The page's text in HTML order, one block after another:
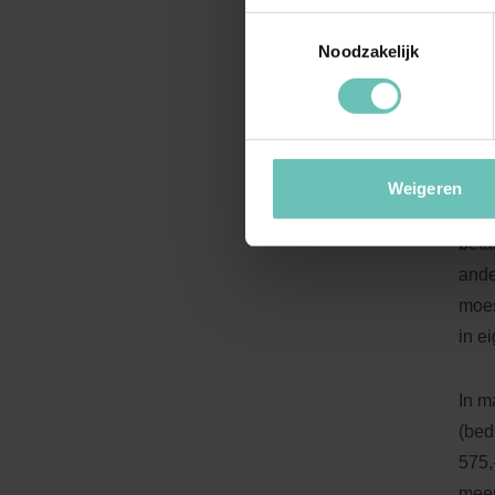
Noodzakelijk
Weigeren
en
in
In